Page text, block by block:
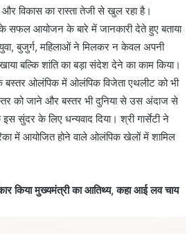
और विकास का रास्ता तेजी से खुल रहा है।
सफल आयोजन के बारे में जानकारी देते हुए बताया
बुजुर्ग, महिलाओं ने मिलकर न केवल अपनी
बल्कि शांति का बड़ा संदेश देने का काम किया।
बस्तर ओलंपिक में ओलंपिक विजेता एथलीट को भी
को जाने और बस्तर भी दुनिया से उस अंदाज से
सुंदर के लिए धन्यवाद दिया। श्री गार्सेटी ने
में आयोजित होने वाले ओलंपिक खेलों में शामिल
किया मुख्यमंत्री का आतिथ्य, कहा आई लव चाय